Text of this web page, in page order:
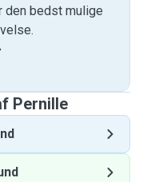
bedst mulige
​​Pernille